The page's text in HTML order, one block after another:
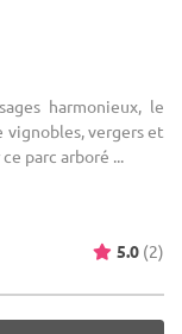
harmonieux, le
vignobles, vergers et
parc arboré ...
5.0 (2)